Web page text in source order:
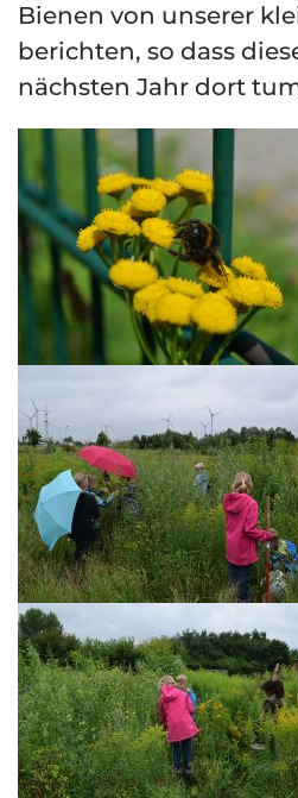
Bienen von unserer
berichten, so dass
nächsten Jahr dort